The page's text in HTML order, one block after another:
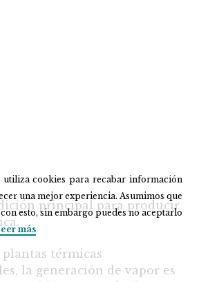
principal para producir
plantas térmicas
la generación de vapor es
utiliza cookies para recabar información
una mejor experiencia. Asumimos que
esto, sin embargo puedes no aceptarlo
más